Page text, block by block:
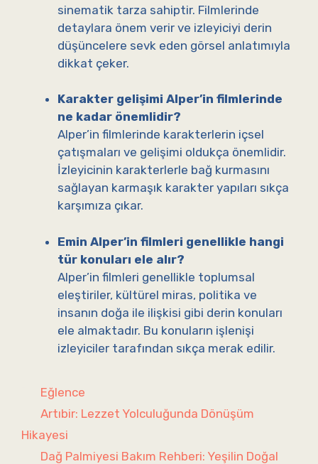
sinematik tarza sahiptir. Filmlerinde
detaylara önem verir ve izleyiciyi derin
düşüncelere sevk eden görsel anlatımıyla
dikkat çeker.
Karakter gelişimi Alper’in filmlerinde
ne kadar önemlidir?
Alper’in filmlerinde karakterlerin içsel
çatışmaları ve gelişimi oldukça önemlidir.
İzleyicinin karakterlerle bağ kurmasını
sağlayan karmaşık karakter yapıları sıkça
karşımıza çıkar.
Emin Alper’in filmleri genellikle hangi
tür konuları ele alır?
Alper’in filmleri genellikle toplumsal
eleştiriler, kültürel miras, politika ve
insanın doğa ile ilişkisi gibi derin konuları
ele almaktadır. Bu konuların işlenişi
izleyiciler tarafından sıkça merak edilir.
Kategoriler
Eğlence
Artıbir: Lezzet Yolculuğunda Dönüşüm
Hikayesi
Dağ Palmiyesi Bakım Rehberi: Yeşilin Doğal